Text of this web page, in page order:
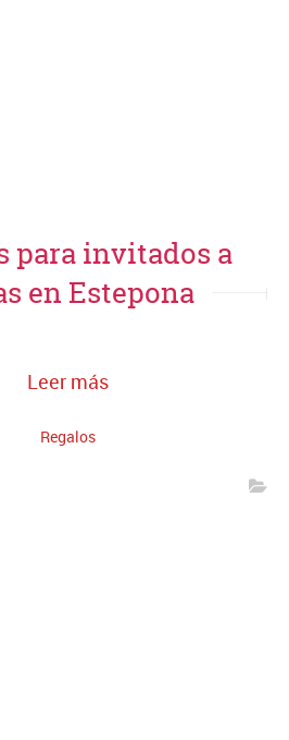
para invitados a
en Estepona
Leer más
Regalos